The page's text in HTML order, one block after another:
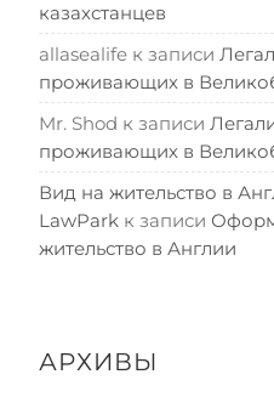
казахстанцев
allasealife к записи
проживающих в
Mr. Shod к записи
проживающих в
Вид на жительство в
LawPark к записи
жительство в Англии
АРХИВЫ